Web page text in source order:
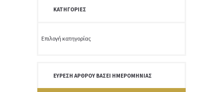
ΚΑΤΗΓΟΡΊΕΣ
Κατηγορίες
ΕΎΡΕΣΗ ΆΡΘΡΟΥ ΒΆΣΕΙ ΗΜΕΡΟΜΗΝΊΑΣ